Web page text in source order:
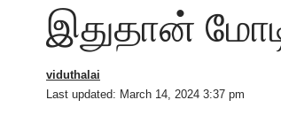
இதுதான்
Last updated: March 14, 2024 3:37 pm
viduthalai